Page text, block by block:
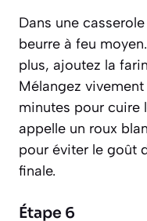
Dans une
beurre à feu
plus, ajoutez la
Mélangez
minutes pour cuire
appelle un roux
pour éviter le goût
finale.
Étape 6